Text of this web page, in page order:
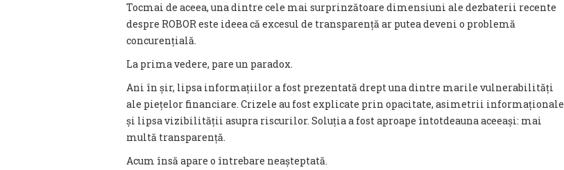
Tocmai de aceea, una dintre cele mai surprinzătoare dimensiuni ale dezbaterii recente
despre ROBOR este ideea că excesul de transparență ar putea deveni o problemă
concurențială.
La prima vedere, pare un paradox.
Ani în șir, lipsa informațiilor a fost prezentată drept una dintre marile vulnerabilități
ale piețelor financiare. Crizele au fost explicate prin opacitate, asimetrii informaționale
și lipsa vizibilității asupra riscurilor. Soluția a fost aproape întotdeauna aceeași: mai
multă transparență.
Acum însă apare o întrebare neașteptată.